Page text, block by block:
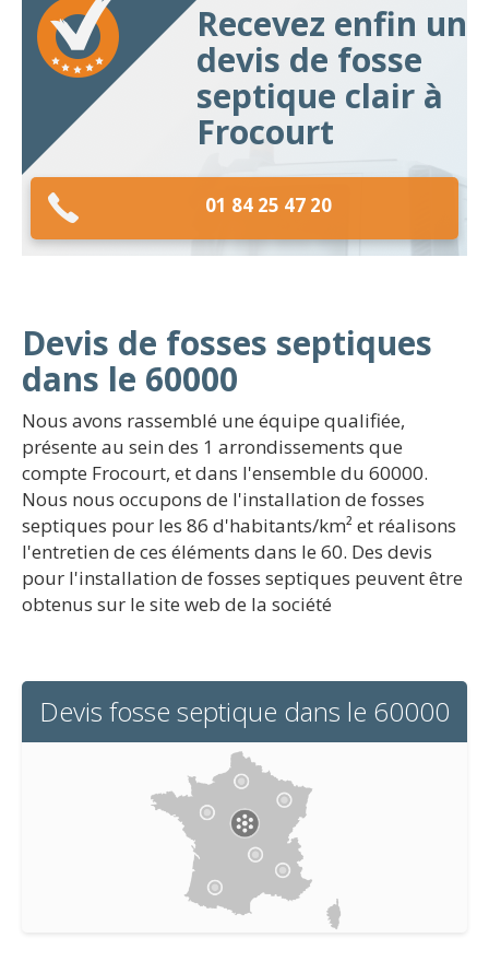
Recevez enfin un
devis de fosse
septique clair à
Frocourt
01 84 25 47 20
Devis de fosses septiques
dans le 60000
Nous avons rassemblé une équipe qualifiée,
présente au sein des 1 arrondissements que
compte Frocourt, et dans l'ensemble du 60000.
Nous nous occupons de l'installation de fosses
septiques pour les 86 d'habitants/km² et réalisons
l'entretien de ces éléments dans le 60. Des devis
pour l'installation de fosses septiques peuvent être
obtenus sur le site web de la société
Devis fosse septique dans le 60000